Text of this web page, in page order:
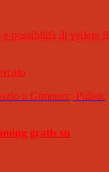
possibilità di vedere il
a Gimenez, Pulisic
gratis su